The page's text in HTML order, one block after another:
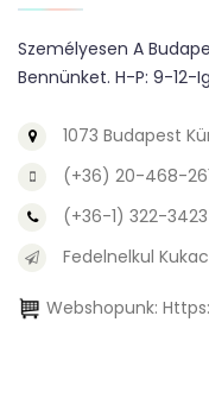
Személyesen A
Bennünket. H-P: 9-12-Ig
1073 Budapest
(+36) 20-468-
(+36-1) 322-3423
Fedelnelkul
Webshopunk: